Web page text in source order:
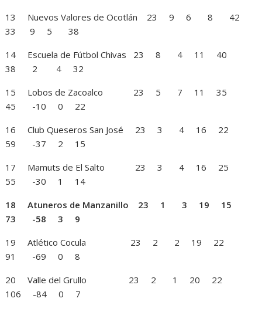
13 Nuevos Valores de Ocotlán 23 9 6 8 42
33 9 5 38
14 Escuela de Fútbol Chivas 23 8 4 11 40
38 2 4 32
15 Lobos de Zacoalco 23 5 7 11 35
45 -10 0 22
16 Club Queseros San José 23 3 4 16 22
59 -37 2 15
17 Mamuts de El Salto 23 3 4 16 25
55 -30 1 14
18 Atuneros de Manzanillo 23 1 3 19 15
73 -58 3 9
19 Atlético Cocula 23 2 2 19 22
91 -69 0 8
20 Valle del Grullo 23 2 1 20 22
106 -84 0 7